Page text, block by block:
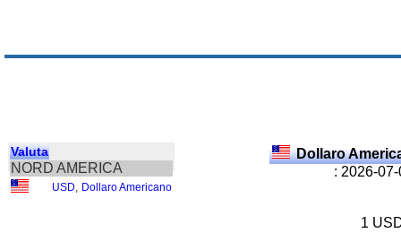
Valuta
NORD AMERICA
USD Dollaro Americano
Dollaro
: 2026-
1